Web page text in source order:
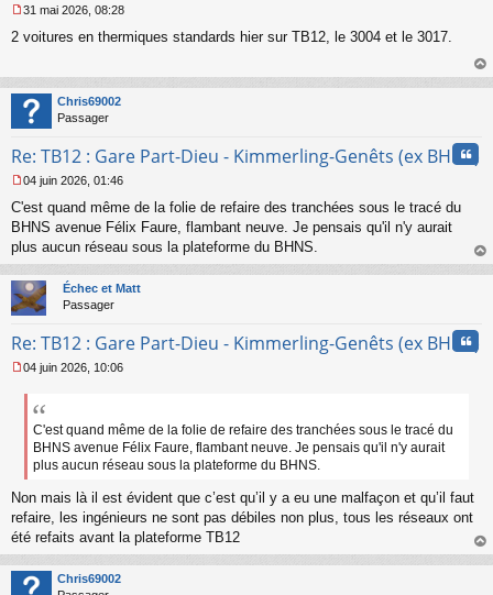
u
e
a
g
e
o
l
u
31 mai 2026, 08:28
2 voitures en thermiques standards hier sur TB12, le 3004 et le 3017.
au
Chris69002
Passager
Re: TB12 : Gare Part-Dieu - Kimmerling-Genêts (ex BHNS)
e
s
s
g
e
n
n
u
04 juin 2026, 01:46
C'est quand même de la folie de refaire des tranchées sous le tracé du
BHNS avenue Félix Faure, flambant neuve. Je pensais qu'il n'y aurait
plus aucun réseau sous la plateforme du BHNS.
au
Échec et Matt
Passager
Re: TB12 : Gare Part-Dieu - Kimmerling-Genêts (ex BHNS)
e
e
n
o
l
04 juin 2026, 10:06
C'est quand même de la folie de refaire des tranchées sous le tracé du
BHNS avenue Félix Faure, flambant neuve. Je pensais qu'il n'y aurait
plus aucun réseau sous la plateforme du BHNS.
Non mais là il est évident que c’est qu’il y a eu une malfaçon et qu’il faut
refaire, les ingénieurs ne sont pas débiles non plus, tous les réseaux ont
été refaits avant la plateforme TB12
au
Chris69002